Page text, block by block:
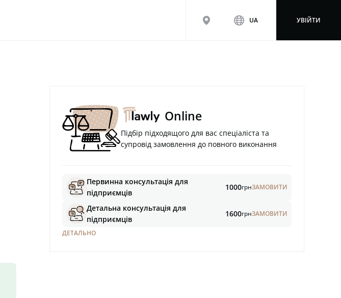
map www UA УВІЙТИ
Online
Підбір підходящого для вас спеціаліста та
супровід замовлення до повного виконання
Первинна консультація для
підприємців
1000грнЗАМОВИТИ
Детальна консультація для
підприємців
1600грнЗАМОВИТИ
ДЕТАЛЬНО